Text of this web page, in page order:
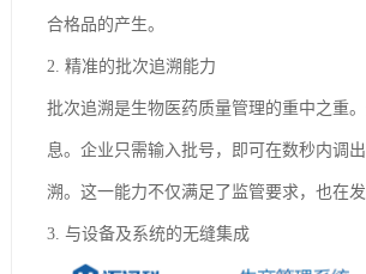
合格品的产生。
2. 精准的批次追溯能力
批次追溯是生物医药质量管理的重中之重
息。企业只需输入批号，即可在数秒内调
溯。这一能力不仅满足了监管要求，也在
3. 与设备及系统的无缝集成